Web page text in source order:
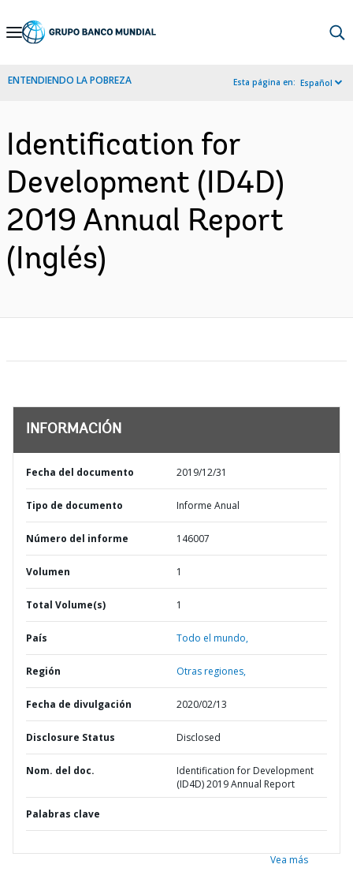
Skip
Navigation
ENTENDIENDO LA POBREZA Esta página en: Español
Identification for
Development (ID4D)
2019 Annual Report
(Inglés)
INFORMACIÓN
Fecha del documento 2019/12/31
Tipo de documento Informe Anual
Número del informe 146007
Volumen 1
Total Volume(s) 1
País Todo el mundo,
Región Otras regiones,
Fecha de divulgación 2020/02/13
Disclosure Status Disclosed
Nom. del doc.
Identification for Development
(ID4D) 2019 Annual Report
Palabras clave
Vea más